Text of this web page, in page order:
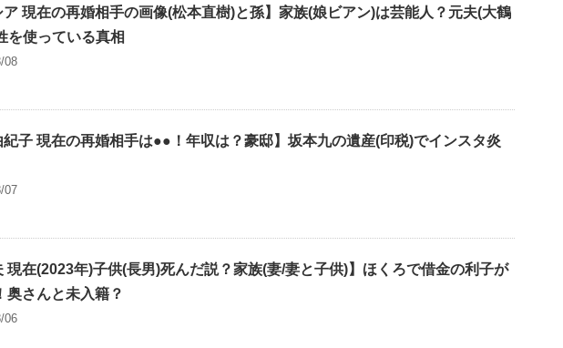
ア 現在の再婚相手の画像(松本直樹)と孫】家族(娘ビアン)は芸能人？元夫(大鶴
を使っている真相
08
紀子 現在の再婚相手は●●！年収は？豪邸】坂本九の遺産(印税)でインスタ炎
07
現在(2023年)子供(長男)死んだ説？家族(妻/妻と子供)】ほくろで借金の利子が
奥さんと未入籍？
06